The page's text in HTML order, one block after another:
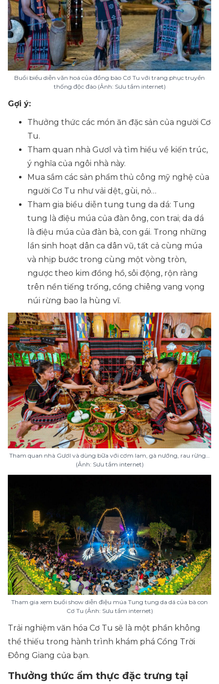
Buổi biểu diễn văn hoá của đồng bào Cơ Tu với trang phục truyền
thống độc đáo (Ảnh: Sưu tầm internet)
Gợi ý:
Thưởng thức các món ăn đặc sản của người Cơ
Tu.
Tham quan nhà Gươl và tìm hiểu về kiến trúc,
ý nghĩa của ngôi nhà này.
Mua sắm các sản phẩm thủ công mỹ nghệ của
người Cơ Tu như vải dệt, gùi, nỏ…
Tham gia biểu diễn tung tung da dá: Tung
tung là điệu múa của đàn ông, con trai; da dá
là điệu múa của đàn bà, con gái. Trong những
lần sinh hoạt dân ca dân vũ, tất cả cùng múa
và nhịp bước trong cùng một vòng tròn,
ngược theo kim đồng hồ, sôi động, rộn ràng
trên nền tiếng trống, cồng chiêng vang vọng
núi rừng bao la hùng vĩ.
Tham quan nhà Gươl và dùng bữa với cơm lam, gà nướng, rau rừng…
(Ảnh: Sưu tầm internet)
Tham gia xem buổi show diễn điệu múa Tung tung da dá của bà con
Cơ Tu (Ảnh: Sưu tầm internet)
Trải nghiệm văn hóa Cơ Tu sẽ là một phần không
thể thiếu trong hành trình khám phá Cổng Trời
Đông Giang của bạn.
Thưởng thức ẩm thực đặc trưng tại